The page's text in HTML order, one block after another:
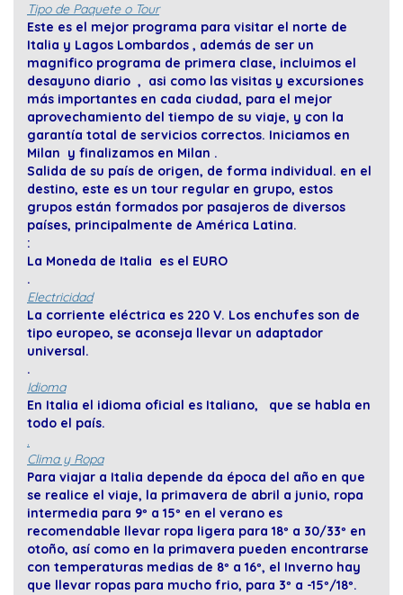
Tipo de Paquete o Tour
Este es el mejor programa para visitar el norte de
Italia y Lagos Lombardos , además de ser un
magnifico programa de primera clase, incluimos el
desayuno diario , asi como las visitas y excursiones
más importantes en cada ciudad, para el mejor
aprovechamiento del tiempo de su viaje, y con la
garantía total de servicios correctos. Iniciamos en
Milan y finalizamos en Milan .
Salida de su país de origen, de forma individual. en el
destino, este es un tour regular en grupo, estos
grupos están formados por pasajeros de diversos
países, principalmente de América Latina.
:
La Moneda de Italia es el EURO
.
Electricidad
La corriente eléctrica es 220 V. Los enchufes son de
tipo europeo, se aconseja llevar un adaptador
universal.
.
Idioma
En Italia el idioma oficial es Italiano, que se habla en
todo el país.
.
Clima y Ropa
Para viajar a Italia depende da época del año en que
se realice el viaje, la primavera de abril a junio, ropa
intermedia para 9º a 15º en el verano es
recomendable llevar ropa ligera para 18º a 30/33º en
otoño, así como en la primavera pueden encontrarse
con temperaturas medias de 8º a 16º, el Inverno hay
que llevar ropas para mucho frio, para 3º a -15º/18º.